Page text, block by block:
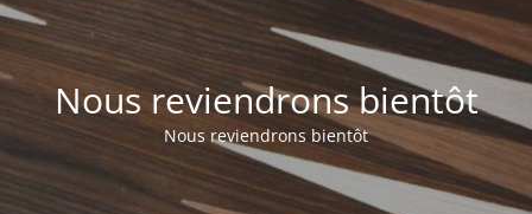
Nous reviendrons bientôt
Nous reviendrons bientôt